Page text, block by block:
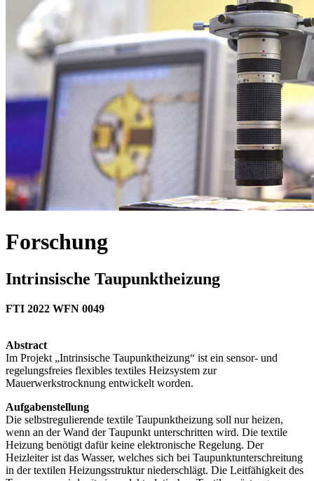
Forschung
Intrinsische Taupunktheizung
FTI 2022 WFN 0049
Abstract
Im Projekt „Intrinsische Taupunktheizung“ ist ein sensor- und
regelungsfreies flexibles textiles Heizsystem zur
Mauerwerkstrocknung entwickelt worden.
Aufgabenstellung
Die selbstregulierende textile Taupunktheizung soll nur heizen,
wenn an der Wand der Taupunkt unterschritten wird. Die textile
Heizung benötigt dafür keine elektronische Regelung. Der
Heizleiter ist das Wasser, welches sich bei Taupunktunterschreitung
in der textilen Heizungsstruktur niederschlägt. Die Leitfähigkeit des